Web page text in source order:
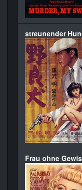
streunender
Frau ohne